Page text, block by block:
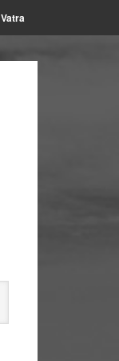
Vatra